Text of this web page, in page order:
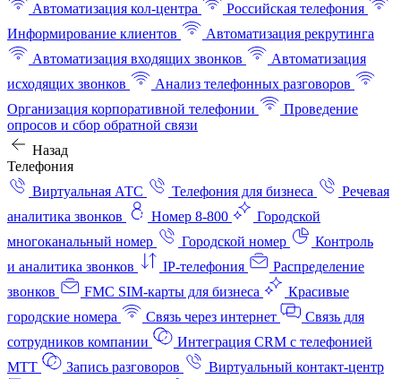
Автоматизация кол-центра
Российская телефония
Информирование клиентов
Автоматизация рекрутинга
Автоматизация входящих звонков
Автоматизация
исходящих звонков
Анализ телефонных разговоров
Организация корпоративной телефонии
Проведение
опросов и сбор обратной связи
Назад
Телефония
Виртуальная АТС
Телефония для бизнеса
Речевая
аналитика звонков
Номер 8-800
Городской
многоканальный номер
Городской номер
Контроль
и аналитика звонков
IP-телефония
Распределение
звонков
FMC SIM-карты для бизнеса
Красивые
городские номера
Связь через интернет
Связь для
сотрудников компании
Интеграция CRM с телефонией
МТТ
Запись разговоров
Виртуальный контакт‑центр